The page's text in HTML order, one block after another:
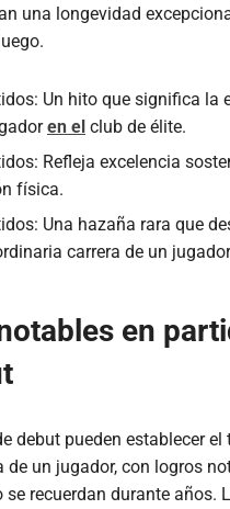
una longevidad
Un hito que significa la
en el club de élite.
Refleja excelencia
física.
Una hazaña rara que
carrera de un
en
debut pueden establecer el
de un jugador, con logros
se recuerdan durante años.